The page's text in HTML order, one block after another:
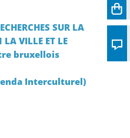
SUR LA
VILLE ET LE
bruxellois
Interculturel)